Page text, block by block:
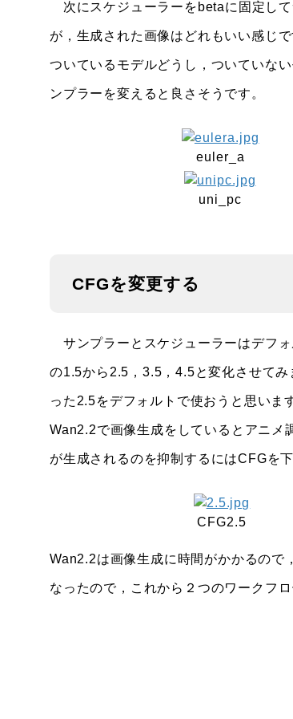
次にスケジューラーをbetaに固定し
が，生成された画像はどれもいい感じ
ついているモデルどうし，ついていな
ンプラーを変えると良さそうです。
euler_a
uni_pc
CFGを変更する
サンプラーとスケジューラーはデフ
の1.5から2.5，3.5，4.5と変化させて
った2.5をデフォルトで使おうと思いま
Wan2.2で画像生成をしているとアニメ
が生成されるのを抑制するにはCFGを
CFG2.5
Wan2.2は画像生成に時間がかかるので
なったので，これから２つのワークフ